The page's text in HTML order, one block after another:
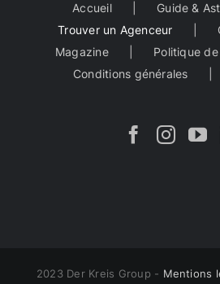
Accueil
Guide &
Trouver un Agenceur
Magazine
Politique
Conditions générales
2023 Der Kreis Group - Mentions